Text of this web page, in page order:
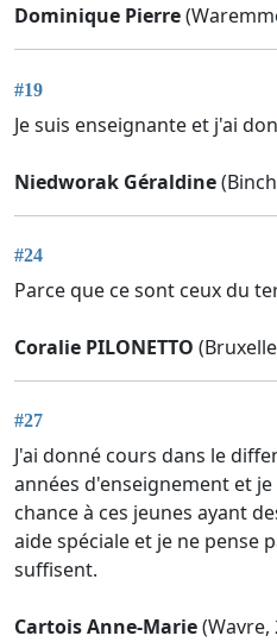
Dominique Pierre
#19
Je suis enseignante et j'ai
Niedworak Géraldine
#24
Parce que ce sont ceux du
Coralie PILONETTO
#27
J'ai donné cours dans le
années d'enseignement et
chance à ces jeunes ayant
aide spéciale et je ne pense
suffisent.
Cartois Anne-Marie(Wavre,